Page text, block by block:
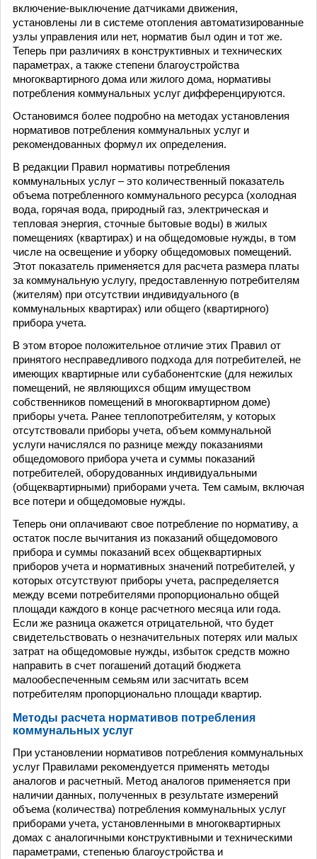
включение-выключение датчиками движения,
установлены ли в системе отопления автоматизированные
узлы управления или нет, норматив был один и тот же.
Теперь при различиях в конструктивных и технических
параметрах, а также степени благоустройства
многоквартирного дома или жилого дома, нормативы
потребления коммунальных услуг дифференцируются.
Остановимся более подробно на методах установления
нормативов потребления коммунальных услуг и
рекомендованных формул их определения.
В редакции Правил нормативы потребления
коммунальных услуг – это количественный показатель
объема потребленного коммунального ресурса (холодная
вода, горячая вода, природный газ, электрическая и
тепловая энергия, сточные бытовые воды) в жилых
помещениях (квартирах) и на общедомовые нужды, в том
числе на освещение и уборку общедомовых помещений.
Этот показатель применяется для расчета размера платы
за коммунальную услугу, предоставленную потребителям
(жителям) при отсутствии индивидуального (в
коммунальных квартирах) или общего (квартирного)
прибора учета.
В этом второе положительное отличие этих Правил от
принятого несправедливого подхода для потребителей, не
имеющих квартирные или субабонентские (для нежилых
помещений, не являющихся общим имуществом
собственников помещений в многоквартирном доме)
приборы учета. Ранее теплопотребителям, у которых
отсутствовали приборы учета, объем коммунальной
услуги начислялся по разнице между показаниями
общедомового прибора учета и суммы показаний
потребителей, оборудованных индивидуальными
(общеквартирными) приборами учета. Тем самым, включая
все потери и общедомовые нужды.
Теперь они оплачивают свое потребление по нормативу, а
остаток после вычитания из показаний общедомового
прибора и суммы показаний всех общеквартирных
приборов учета и нормативных значений потребителей, у
которых отсутствуют приборы учета, распределяется
между всеми потребителями пропорционально общей
площади каждого в конце расчетного месяца или года.
Если же разница окажется отрицательной, что будет
свидетельствовать о незначительных потерях или малых
затрат на общедомовые нужды, избыток средств можно
направить в счет погашений дотаций бюджета
малообеспеченным семьям или засчитать всем
потребителям пропорционально площади квартир.
Методы расчета нормативов потребления
коммунальных услуг
При установлении нормативов потребления коммунальных
услуг Правилами рекомендуется применять методы
аналогов и расчетный. Метод аналогов применяется при
наличии данных, полученных в результате измерений
объема (количества) потребления коммунальных услуг
приборами учета, установленными в многоквартирных
домах с аналогичными конструктивными и техническими
параметрами, степенью благоустройства и